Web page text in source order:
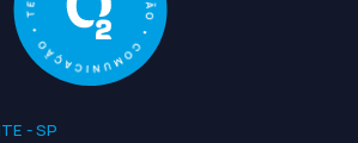
- SP